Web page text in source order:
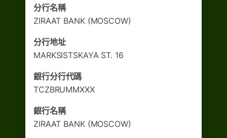
分行名稱
ZIRAAT BANK (MOSCOW)
分行地址
MARKSISTSKAYA ST. 16
銀行分行代碼
TCZBRUMMXXX
銀行名稱
ZIRAAT BANK (MOSCOW)